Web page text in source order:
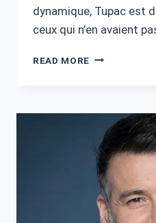
dynamique, Tupac est
ceux qui n’en avaient
READ MORE TUPAC
ET
CROISSANCE
DE
SA
RICHESSE